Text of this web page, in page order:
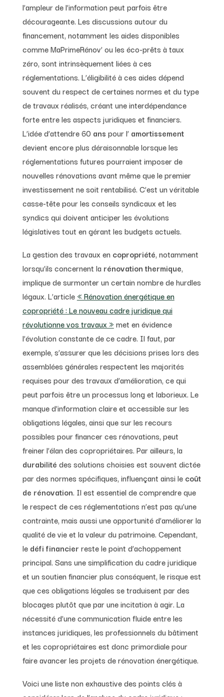
l’ampleur de l’information peut parfois être
décourageante. Les discussions autour du
financement, notamment les aides disponibles
comme MaPrimeRénov’ ou les éco-prêts à taux
zéro, sont intrinsèquement liées à ces
réglementations. L’éligibilité à ces aides dépend
souvent du respect de certaines normes et du type
de travaux réalisés, créant une interdépendance
forte entre les aspects juridiques et financiers.
L’idée d’attendre 60 ans pour l’amortissement
devient encore plus déraisonnable lorsque les
réglementations futures pourraient imposer de
nouvelles rénovations avant même que le premier
investissement ne soit rentabilisé. C’est un véritable
casse-tête pour les conseils syndicaux et les
syndics qui doivent anticiper les évolutions
législatives tout en gérant les budgets actuels.
La gestion des travaux en copropriété, notamment
lorsqu’ils concernent la rénovation thermique,
implique de surmonter un certain nombre de hurdles
légaux. L’article « Rénovation énergétique en
copropriété : Le nouveau cadre juridique qui
révolutionne vos travaux » met en évidence
l’évolution constante de ce cadre. Il faut, par
exemple, s’assurer que les décisions prises lors des
assemblées générales respectent les majorités
requises pour des travaux d’amélioration, ce qui
peut parfois être un processus long et laborieux. Le
manque d’information claire et accessible sur les
obligations légales, ainsi que sur les recours
possibles pour financer ces rénovations, peut
freiner l’élan des copropriétaires. Par ailleurs, la
durabilité des solutions choisies est souvent dictée
par des normes spécifiques, influençant ainsi lecoût
de rénovation. Il est essentiel de comprendre que
le respect de ces réglementations n’est pas qu’une
contrainte, mais aussi une opportunité d’améliorer la
qualité de vie et la valeur du patrimoine. Cependant,
ledéfi financier reste le point d’achoppement
principal. Sans une simplification du cadre juridique
et un soutien financier plus conséquent, le risque est
que ces obligations légales se traduisent par des
blocages plutôt que par une incitation à agir. La
nécessité d’une communication fluide entre les
instances juridiques, les professionnels du bâtiment
et les copropriétaires est donc primordiale pour
faire avancer les projets de rénovation énergétique.
Voici une liste non exhaustive des points clés à